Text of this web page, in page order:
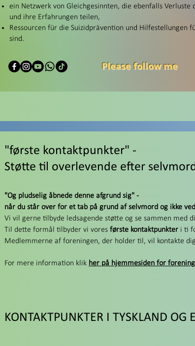
ein Netzwerk von Gleichgesinnten, die ebenfalls Verluste
und ihre Erfahrungen teilen,
Ressourcen für die Suizidprävention und Hilfestellungen
sind.
Please follow me
"første kontaktpunkter" -
Støtte til overlevende efter
"Og pludselig åbnede denne afgrund sig" -
når du står over for et tab på grund af selvmord og ikke
Vi vil gerne tilbyde ledsagende støtte og se sammen med
Til dette formål tilbyder vi vores første kontaktpunkter i ti
Medlemmerne af foreningen, der holder til, vil kontakte
For mere information klik her på hjemmesiden for
KONTAKTPUNKTER I TYSKLAND OG